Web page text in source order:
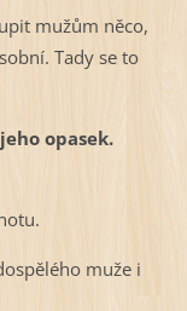
mužům něco,
Tady se to
opasek.
muže i